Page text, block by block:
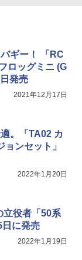
ギー！ 「RC
ロッグミニ (G
発売
2021年12月17日
。「TA02 カ
ンセット」
2022年1月20日
立役者「50系
に発売
2022年1月19日